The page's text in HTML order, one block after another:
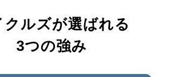
クルズが選ばれる
3つの強み